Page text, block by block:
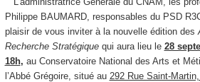
Philippe BAUMARD, responsables du PSD
plaisir de vous inviter à la nouvelle édition des
Recherche Stratégique qui aura lieu le 28
18h, au Conservatoire National des Arts et
l’Abbé Grégoire, situé au 292 Rue Saint-